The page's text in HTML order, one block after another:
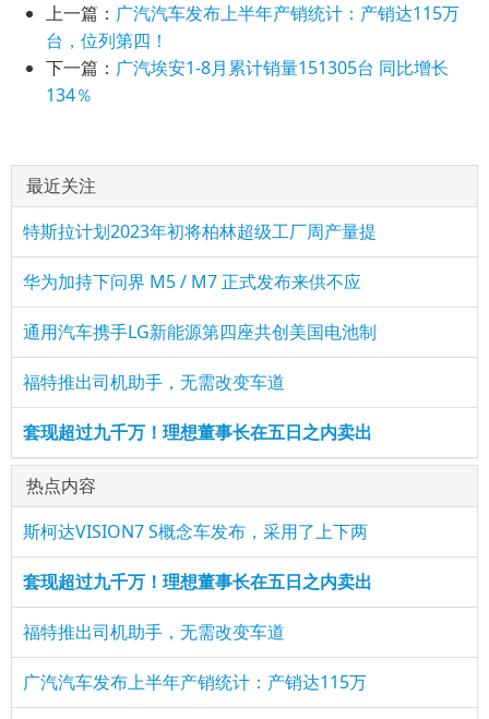
上一篇： 广汽汽车发布上半年产销统计：产销达115万
台，位列第四！
下一篇： 广汽埃安1-8月累计销量151305台 同比增长
134％
最近关注
特斯拉计划2023年初将柏林超级工厂周产量提
华为加持下问界 M5 / M7 正式发布来供不应
通用汽车携手LG新能源第四座共创美国电池制
福特推出司机助手，无需改变车道
套现超过九千万！理想董事长在五日之内卖出
热点内容
斯柯达VISION7 S概念车发布，采用了上下两
套现超过九千万！理想董事长在五日之内卖出
福特推出司机助手，无需改变车道
广汽汽车发布上半年产销统计：产销达115万